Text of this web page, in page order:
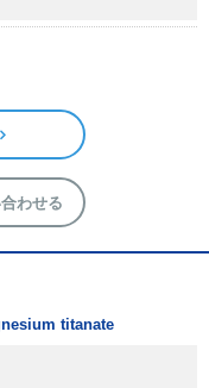
わせる
titanate